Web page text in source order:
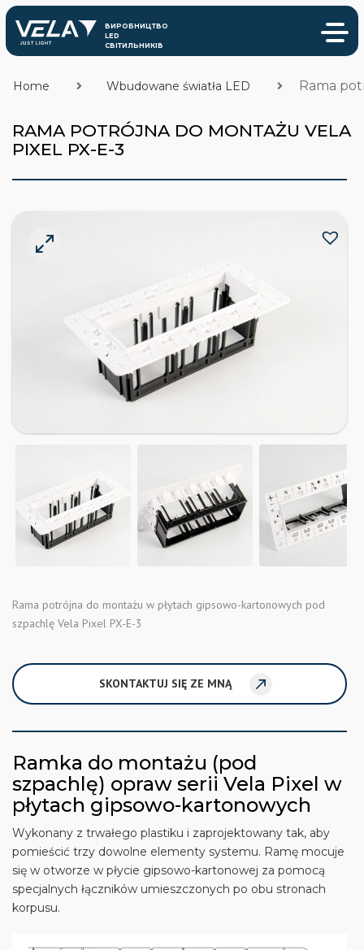
RAMA POTRÓJNA DO MONTAŻU VELA
PIXEL PX-E-3
Home Wbudowane światła LED Rama
Rama potrójna do montażu w płytach gipsowo-kartonowych pod
szpachlę Vela Pixel PX-E-3
SKONTAKTUJ SIĘ ZE MNĄ
Ramka do montażu (pod
szpachlę) opraw serii Vela Pixel w
płytach gipsowo-kartonowych
Wykonany z trwałego plastiku i zaprojektowany tak, aby
pomieścić trzy dowolne elementy systemu. Ramę mocuje
się w otworze w płycie gipsowo-kartonowej za pomocą
specjalnych łączników umieszczonych po obu stronach
korpusu.